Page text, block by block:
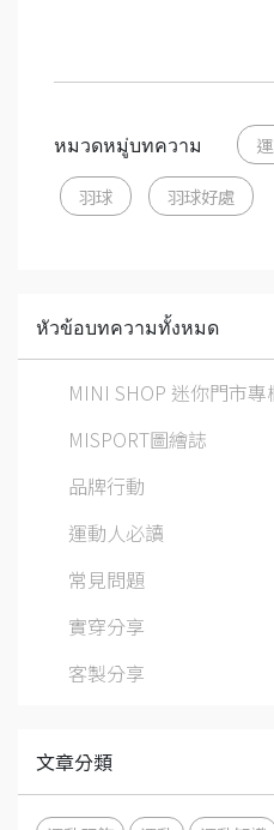
หมวดหมู่บทความ
羽球 羽球好處
หัวข้อบทความทั้งหมด
MINI SHOP 迷你門市專
MISPORT圖繪誌
品牌行動
運動人必讀
常見問題
實穿分享
客製分享
文章分類